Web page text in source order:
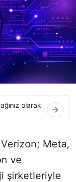
olarak
Meta,
ve
şirketleriyle